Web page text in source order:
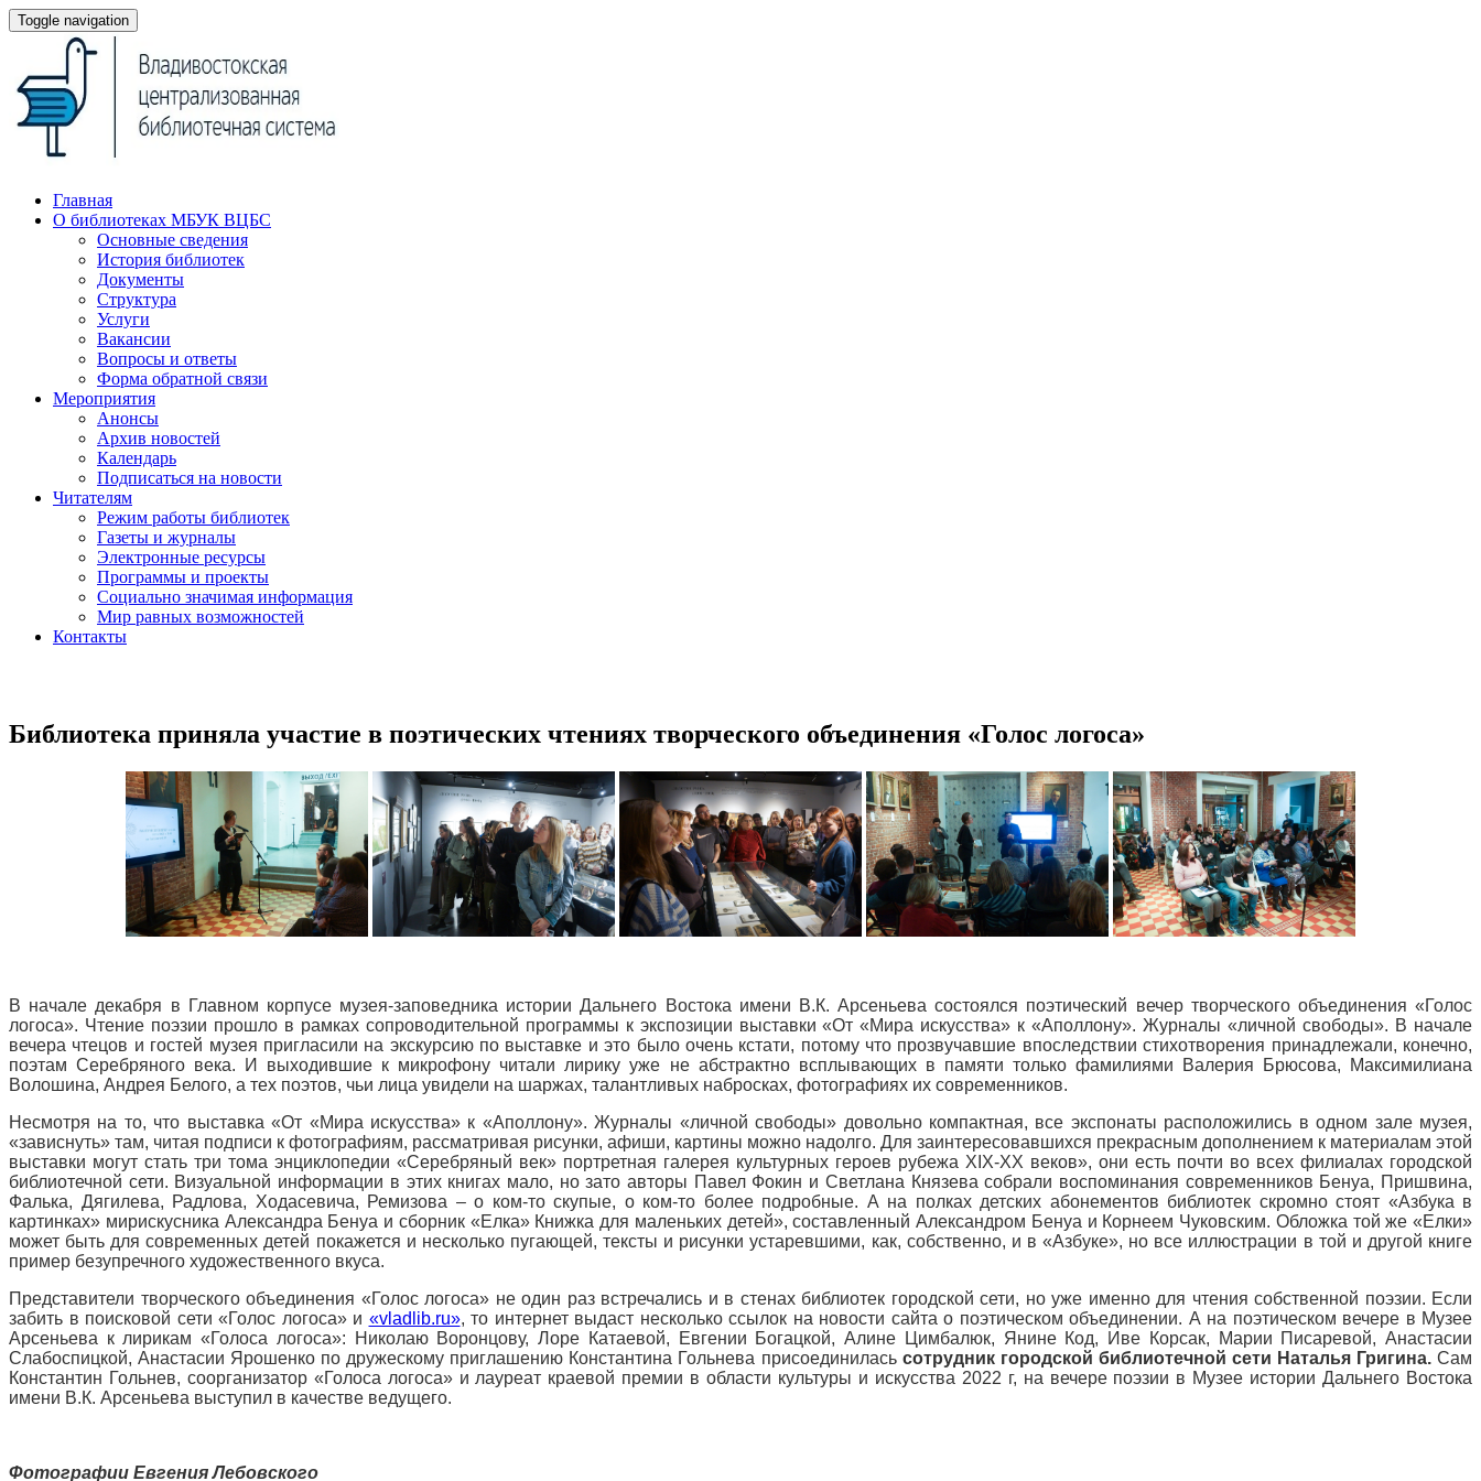
Toggle navigation
Главная
О библиотеках МБУК ВЦБС
Основные сведения
История библиотек
Документы
Структура
Услуги
Вакансии
Вопросы и ответы
Форма обратной связи
Мероприятия
Анонсы
Архив новостей
Календарь
Подписаться на новости
Читателям
Режим работы библиотек
Газеты и журналы
Электронные ресурсы
Программы и проекты
Социально значимая информация
Мир равных возможностей
Контакты
Библиотека приняла участие в поэтических чтениях творческого объединения «Голос логоса»
В начале декабря в Главном корпусе музея-заповедника истории Дальнего Востока имени В.К. Арсеньева состоялся поэтический вечер творческого объединения «Голос
логоса». Чтение поэзии прошло в рамках сопроводительной программы к экспозиции выставки «От «Мира искусства» к «Аполлону». Журналы «личной свободы». В начале
вечера чтецов и гостей музея пригласили на экскурсию по выставке и это было очень кстати, потому что прозвучавшие впоследствии стихотворения принадлежали, конечно,
поэтам Серебряного века. И выходившие к микрофону читали лирику уже не абстрактно всплывающих в памяти только фамилиями Валерия Брюсова, Максимилиана
Волошина, Андрея Белого, а тех поэтов, чьи лица увидели на шаржах, талантливых набросках, фотографиях их современников.
Несмотря на то, что выставка «От «Мира искусства» к «Аполлону». Журналы «личной свободы» довольно компактная, все экспонаты расположились в одном зале музея,
«зависнуть» там, читая подписи к фотографиям, рассматривая рисунки, афиши, картины можно надолго. Для заинтересовавшихся прекрасным дополнением к материалам этой
выставки могут стать три тома энциклопедии «Серебряный век» портретная галерея культурных героев рубежа XIX-XX веков», они есть почти во всех филиалах городской
библиотечной сети. Визуальной информации в этих книгах мало, но зато авторы Павел Фокин и Светлана Князева собрали воспоминания современников Бенуа, Пришвина,
Фалька, Дягилева, Радлова, Ходасевича, Ремизова – о ком-то скупые, о ком-то более подробные. А на полках детских абонементов библиотек скромно стоят «Азбука в
картинках» мирискусника Александра Бенуа и сборник «Елка» Книжка для маленьких детей», составленный Александром Бенуа и Корнеем Чуковским. Обложка той же «Елки»
может быть для современных детей покажется и несколько пугающей, тексты и рисунки устаревшими, как, собственно, и в «Азбуке», но все иллюстрации в той и другой книге
пример безупречного художественного вкуса.
Представители творческого объединения «Голос логоса» не один раз встречались и в стенах библиотек городской сети, но уже именно для чтения собственной поэзии. Если
забить в поисковой сети «Голос логоса» и «vladlib.ru», то интернет выдаст несколько ссылок на новости сайта о поэтическом объединении. А на поэтическом вечере в Музее
Арсеньева к лирикам «Голоса логоса»: Николаю Воронцову, Лоре Катаевой, Евгении Богацкой, Алине Цимбалюк, Янине Код, Иве Корсак, Марии Писаревой, Анастасии
Слабоспицкой, Анастасии Ярошенко по дружескому приглашению Константина Гольнева присоединилась сотрудник городской библиотечной сети Наталья Григина.Сам
Константин Гольнев, соорганизатор «Голоса логоса» и лауреат краевой премии в области культуры и искусства 2022 г, на вечере поэзии в Музее истории Дальнего Востока
имени В.К. Арсеньева выступил в качестве ведущего.
Фотографии Евгения Лебовского